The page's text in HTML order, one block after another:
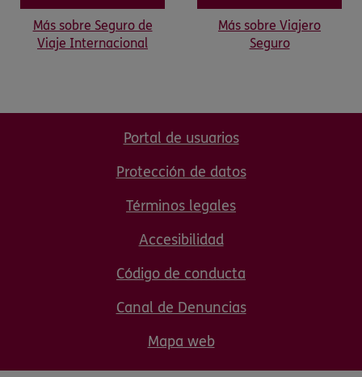
Más sobre Seguro de
Viaje Internacional
Más sobre Viajero
Seguro
Portal de usuarios
Protección de datos
Términos legales
Accesibilidad
Código de conducta
Canal de Denuncias
Mapa web